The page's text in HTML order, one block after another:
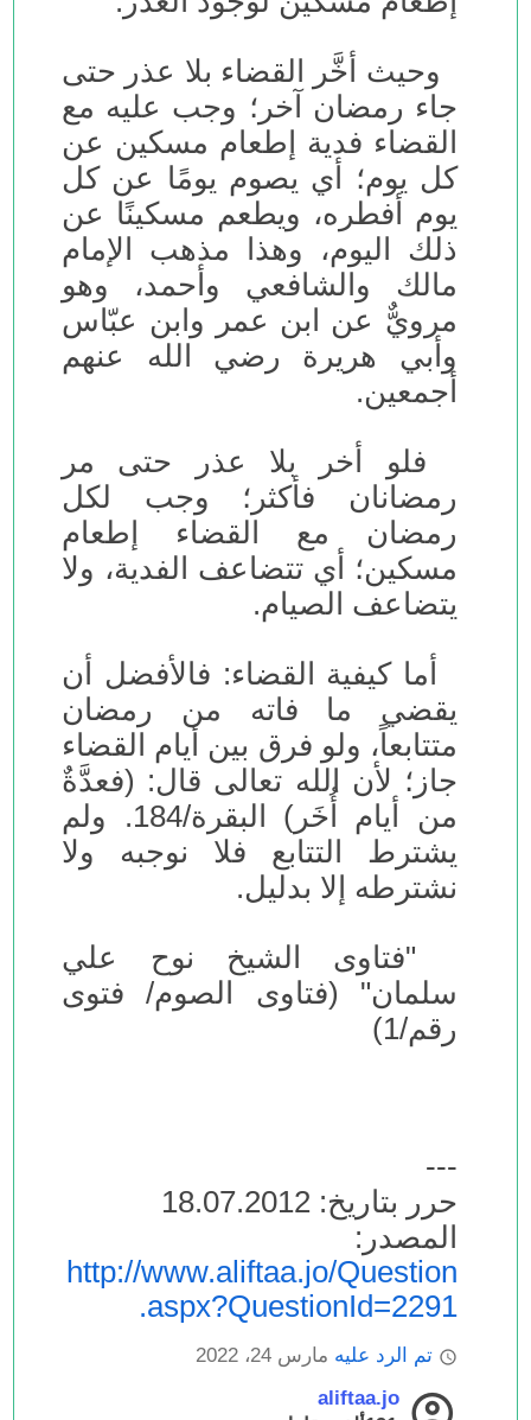
وحيث أخَّر القضاء بلا عذر حتى
جاء رمضان آخر؛ وجب عليه مع
القضاء فدية إطعام مسكين عن
كل يوم؛ أي يصوم يومًا عن كل
يوم أفطره، ويطعم مسكينًا عن
ذلك اليوم، وهذا مذهب الإمام
مالك والشافعي وأحمد، وهو
مرويٌّ عن ابن عمر وابن عبّاس
وأبي هريرة رضي الله عنهم
أجمعين.
فلو أخر بلا عذر حتى مر
رمضانان فأكثر؛ وجب لكل
رمضان مع القضاء إطعام
مسكين؛ أي تتضاعف الفدية، ولا
يتضاعف الصيام.
أما كيفية القضاء: فالأفضل أن
يقضي ما فاته من رمضان
متتابعاً، ولو فرق بين أيام القضاء
جاز؛ لأن الله تعالى قال: (فعدَّةٌ
من أيام أُخَر) البقرة/184. ولم
يشترط التتابع فلا نوجبه ولا
نشترطه إلا بدليل.
"فتاوى الشيخ نوح علي
سلمان" (فتاوى الصوم/ فتوى
رقم/1)
---
حرر بتاريخ: 18.07.2012
المصدر:
http://www.aliftaa.jo/Question
.aspx?QuestionId=2291
تم الرد عليه مارس 24، 2022
aliftaa.jo